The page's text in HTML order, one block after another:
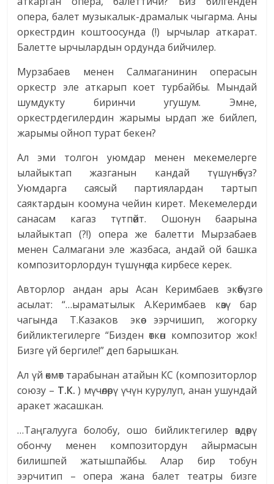
опера, балет музыкалык-драмалык чыгарма. Аны
оркестрдин коштоосунда (!) ырчылар аткарат.
Балетте ырчылардын ордунда бийчилер.
Мурзабаев менен Салмаганинин операсын
оркестр эле аткарып коет турбайбы. Мындай
шумдукту биринчи угушум. Эмне,
оркестрдегилердин жарымы ырдап же бийлеп,
жарымы ойноп турат бекен?
Ал эми толгон уюмдар менен мекемелерге
ылайыктап жазганын кандай түшүнөбүз?
Уюмдарга саясый партиялардан тартып
саяктардын коомуна чейин кирет. Мекемелерди
санасам кагаз түтпөйт. Ошонун баарына
ылайыктап (?!) опера же балетти Мырзабаев
менен Салмагани эле жазбаса, андай ой башка
композиторлордун түшүнө да кирбесе керек.
Авторлор андан ары Асан Керимбаев экөөбүзгө
асылат: “…ыраматылык А.Керимбаев көзү бар
чагында Т.Казаков экөө ээрчишип, жогорку
бийликтегилерге “Бизден өткөн композитор жок!
Бизге үй бергиле!” деп барышкан.
Ал үй өкмөт тарабынан атайын КС (композиторлор
союзу – Т.К. ) мүчөлөрү үчүн курулуп, анан ушундай
аракет жасашкан.
…Таңгалууга болобу, ошо бийликтегилер өздөрү
обончу менен композитордун айырмасын
билишпей жатышпайбы. Алар бир тобун
ээрчитип – опера жана балет театры бизге